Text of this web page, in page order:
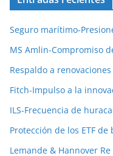
Seguro marítimo-
MS Amlin-Compromiso
Respaldo a renovaciones
Fitch-Impulso a la
ILS-Frecuencia de
Protección de los ETF
Lemande & Hannover Re